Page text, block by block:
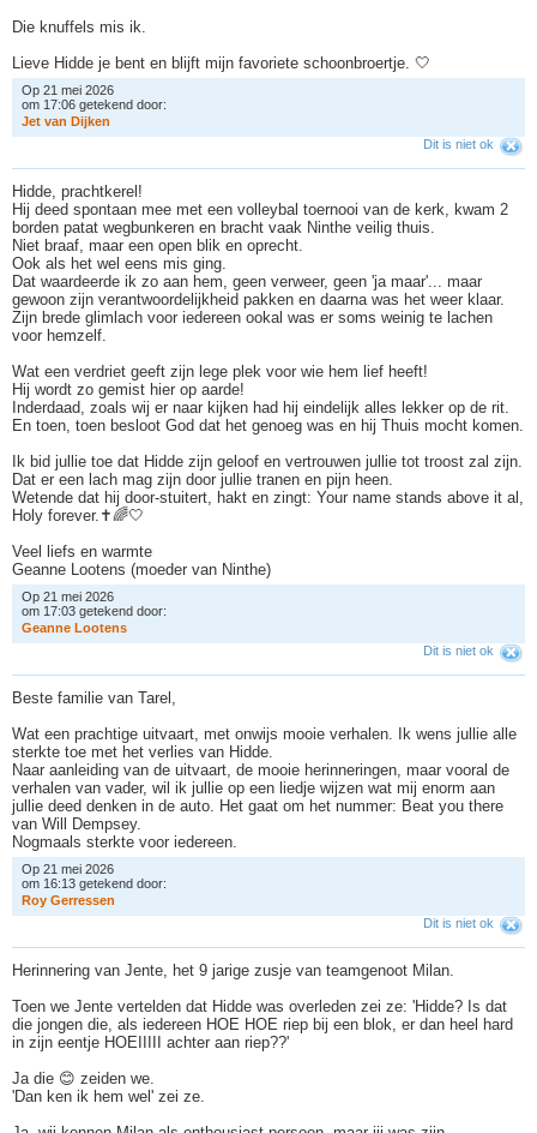
Die knuffels mis ik.
Lieve Hidde je bent en blijft mijn favoriete schoonbroertje. 🤍
Op 21 mei 2026
om 17:06 getekend door:
Jet van Dijken
Dit is niet ok
Hidde, prachtkerel!
Hij deed spontaan mee met een volleybal toernooi van de kerk, kwam 2
borden patat wegbunkeren en bracht vaak Ninthe veilig thuis.
Niet braaf, maar een open blik en oprecht.
Ook als het wel eens mis ging.
Dat waardeerde ik zo aan hem, geen verweer, geen 'ja maar'... maar
gewoon zijn verantwoordelijkheid pakken en daarna was het weer klaar.
Zijn brede glimlach voor iedereen ookal was er soms weinig te lachen
voor hemzelf.
Wat een verdriet geeft zijn lege plek voor wie hem lief heeft!
Hij wordt zo gemist hier op aarde!
Inderdaad, zoals wij er naar kijken had hij eindelijk alles lekker op de rit.
En toen, toen besloot God dat het genoeg was en hij Thuis mocht komen.
Ik bid jullie toe dat Hidde zijn geloof en vertrouwen jullie tot troost zal zijn.
Dat er een lach mag zijn door jullie tranen en pijn heen.
Wetende dat hij door-stuitert, hakt en zingt: Your name stands above it al,
Holy forever.✝️🌈🤍
Veel liefs en warmte
Geanne Lootens (moeder van Ninthe)
Op 21 mei 2026
om 17:03 getekend door:
Geanne Lootens
Dit is niet ok
Beste familie van Tarel,
Wat een prachtige uitvaart, met onwijs mooie verhalen. Ik wens jullie alle
sterkte toe met het verlies van Hidde.
Naar aanleiding van de uitvaart, de mooie herinneringen, maar vooral de
verhalen van vader, wil ik jullie op een liedje wijzen wat mij enorm aan
jullie deed denken in de auto. Het gaat om het nummer: Beat you there
van Will Dempsey.
Nogmaals sterkte voor iedereen.
Op 21 mei 2026
om 16:13 getekend door:
Roy Gerressen
Dit is niet ok
Herinnering van Jente, het 9 jarige zusje van teamgenoot Milan.
Toen we Jente vertelden dat Hidde was overleden zei ze: 'Hidde? Is dat
die jongen die, als iedereen HOE HOE riep bij een blok, er dan heel hard
in zijn eentje HOEIIIII achter aan riep??'
Ja die 😊 zeiden we.
'Dan ken ik hem wel' zei ze.